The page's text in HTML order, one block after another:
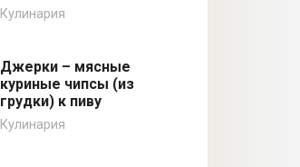
Кулинария
Джерки – мясные
куриные чипсы (из
грудки) к пиву
Кулинария